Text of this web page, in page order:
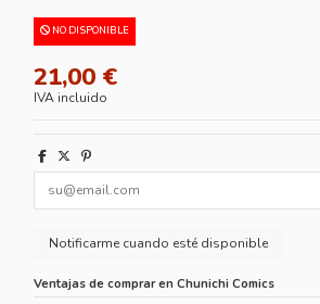
NO DISPONIBLE
21,00 €
IVA incluido
Ventajas de comprar en Chunichi Comics